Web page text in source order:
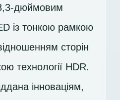
дюймовим
із тонкою рамкою
сторін
технології HDR.
інноваціям,